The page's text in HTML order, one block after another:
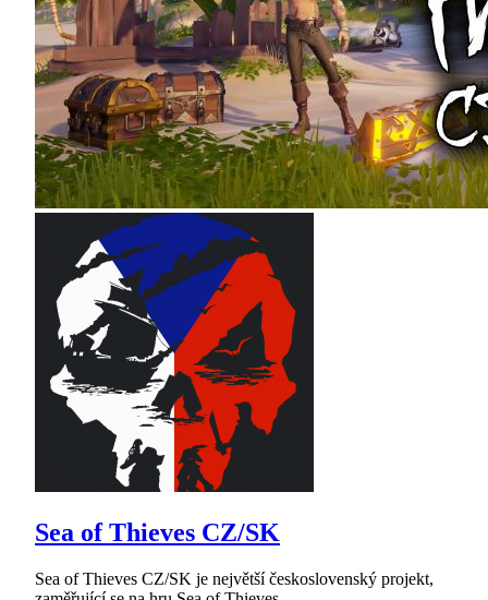
Sea of Thieves CZ/SK
Sea of Thieves CZ/SK je největší československý projekt,